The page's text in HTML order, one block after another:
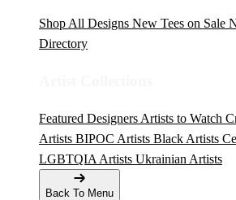
Shop All Designs New Tees on Sale
Directory
Featured Designers Artists to Watch
Artists BIPOC Artists Black Artists
LGBTQIA Artists Ukrainian Artists
Back To Menu